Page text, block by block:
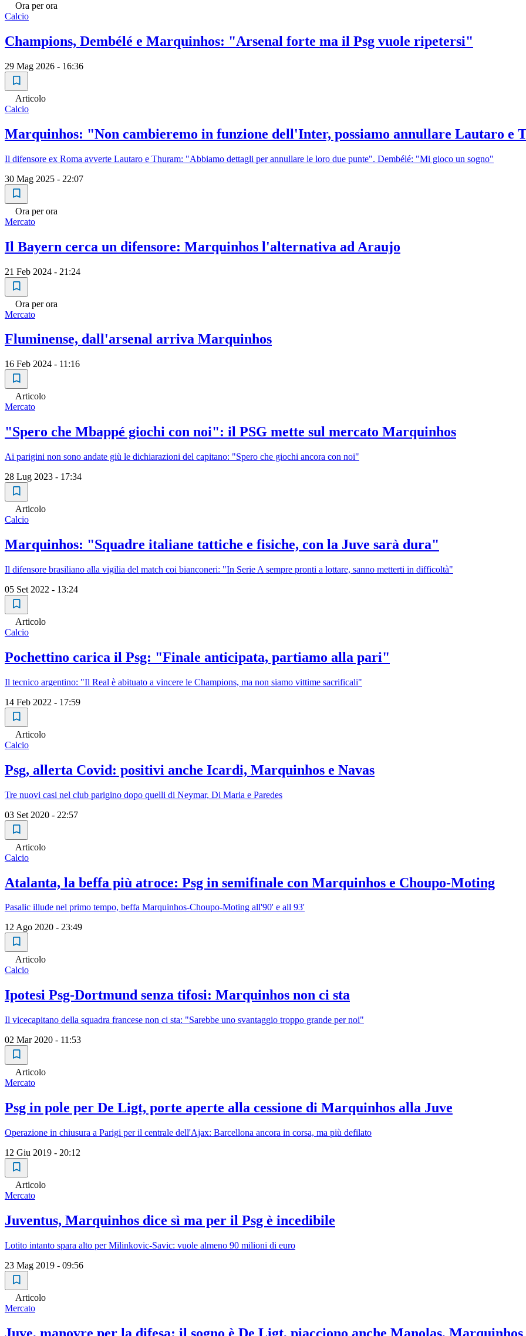
Ora per ora
Calcio
Champions, Dembélé e Marquinhos: "Arsenal forte ma il Psg vuole ripetersi"
29 Mag 2026 - 16:36
Articolo
Calcio
Marquinhos: "Non cambieremo in funzione dell'Inter, possiamo annullare Lautaro e
Il difensore ex Roma avverte Lautaro e Thuram: "Abbiamo dettagli per annullare le loro due punte". Dembélé: "Mi gioco un sogno"
30 Mag 2025 - 22:07
Ora per ora
Mercato
Il Bayern cerca un difensore: Marquinhos l'alternativa ad Araujo
21 Feb 2024 - 21:24
Ora per ora
Mercato
Fluminense, dall'arsenal arriva Marquinhos
16 Feb 2024 - 11:16
Articolo
Mercato
"Spero che Mbappé giochi con noi": il PSG mette sul mercato Marquinhos
Ai parigini non sono andate giù le dichiarazioni del capitano: "Spero che giochi ancora con noi"
28 Lug 2023 - 17:34
Articolo
Calcio
Marquinhos: "Squadre italiane tattiche e fisiche, con la Juve sarà dura"
Il difensore brasiliano alla vigilia del match coi bianconeri: "In Serie A sempre pronti a lottare, sanno metterti in difficoltà"
05 Set 2022 - 13:24
Articolo
Calcio
Pochettino carica il Psg: "Finale anticipata, partiamo alla pari"
Il tecnico argentino: "Il Real è abituato a vincere le Champions, ma non siamo vittime sacrificali"
14 Feb 2022 - 17:59
Articolo
Calcio
Psg, allerta Covid: positivi anche Icardi, Marquinhos e Navas
Tre nuovi casi nel club parigino dopo quelli di Neymar, Di Maria e Paredes
03 Set 2020 - 22:57
Articolo
Calcio
Atalanta, la beffa più atroce: Psg in semifinale con Marquinhos e Choupo-Moting
Pasalic illude nel primo tempo, beffa Marquinhos-Choupo-Moting all'90' e all 93'
12 Ago 2020 - 23:49
Articolo
Calcio
Ipotesi Psg-Dortmund senza tifosi: Marquinhos non ci sta
Il vicecapitano della squadra francese non ci sta: "Sarebbe uno svantaggio troppo grande per noi"
02 Mar 2020 - 11:53
Articolo
Mercato
Psg in pole per De Ligt, porte aperte alla cessione di Marquinhos alla Juve
Operazione in chiusura a Parigi per il centrale dell'Ajax: Barcellona ancora in corsa, ma più defilato
12 Giu 2019 - 20:12
Articolo
Mercato
Juventus, Marquinhos dice sì ma per il Psg è incedibile
Lotito intanto spara alto per Milinkovic-Savic: vuole almeno 90 milioni di euro
23 Mag 2019 - 09:56
Articolo
Mercato
Juve, manovre per la difesa: il sogno è De Ligt, piacciono anche Manolas, Marquinhos